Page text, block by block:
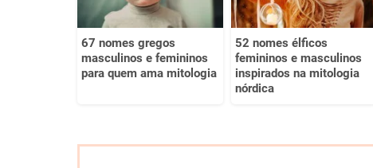
67 nomes gregos
masculinos e femininos
para quem ama mitologia
52 nomes élficos
femininos e masculinos
inspirados na mitologia
nórdica